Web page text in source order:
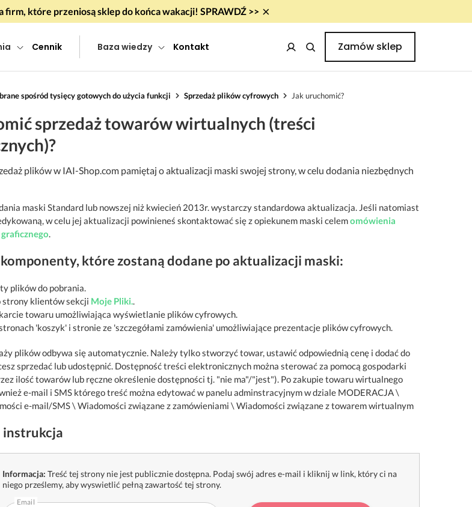
firm, które przeniosą sklep do końca wakacji! SPRAWDŹ >> ×
Cennik Baza wiedzy Kontakt Zamów sklep
spośród tysięcy gotowych do użycia funkcji Sprzedaż plików cyfrowych Jak uruchomić?
sprzedaż towarów wirtualnych (treści
plików w IAI-Shop.com pamiętaj o aktualizacji maski swojej strony, w celu dodania niezbędnych
maski Standard lub nowszej niż kwiecień 2013r. wystarczy standardowa aktualizacja. Jeśli natomiast
w celu jej aktualizacji powinieneś skontaktować się z opiekunem maski celemomówienia
.
które zostaną dodane po aktualizacji maski:
plików do pobrania.
strony klientów sekcji Moje Pliki..
towaru umożliwiająca wyświetlanie plików cyfrowych.
'koszyk' i stronie ze 'szczegółami zamówienia' umożliwiające prezentacje plików cyfrowych.
plików odbywa się automatycznie. Należy tylko stworzyć towar, ustawić odpowiednią cenę i dodać do
sprzedać lub udostępnić. Dostępność treści elektronicznych można sterować za pomocą gospodarki
ilość towarów lub ręczne określenie dostępności tj. "nie ma"/"jest"). Po zakupie towaru wirtualnego
e-mail i SMS którego treść można edytować w panelu adminstracyjnym w dziale MODERACJA \
e-mail/SMS \ Wiadomości związane z zamówieniami \ Wiadomości związane z towarem wirtualnym
instrukcja
Informacja: Treść tej strony nie jest publicznie dostępna. Podaj swój adres e-mail i kliknij w link, który ci na
niego prześlemy, aby wyswietlić pełną zawartość tej strony.
Email